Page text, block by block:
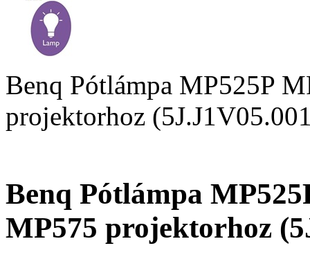
Benq Pótlámpa MP525P
projektorhoz
Benq Pótlámpa
MP575 projektorhoz